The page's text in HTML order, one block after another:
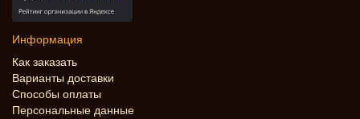
Информация
Как заказать
Варианты доставки
Способы оплаты
Персональные данные